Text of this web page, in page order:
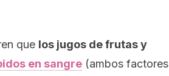
que los jugos de frutas y
en sangre (ambos factores